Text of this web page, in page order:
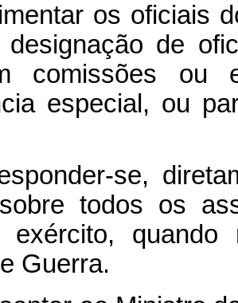
os oficiais
de
comissões ou
especial, ou
se,
todos os
exército,
Guerra.